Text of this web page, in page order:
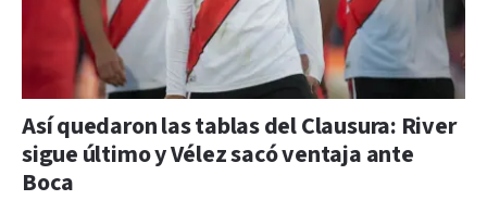
Así quedaron las tablas del Clausura: River
sigue último y Vélez sacó ventaja ante
Boca